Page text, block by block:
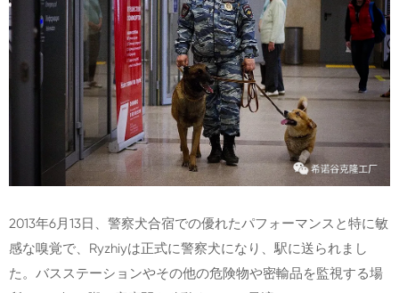
2013年6月13日、警察犬合宿での優れたパフォーマンスと特に敏
感な嗅覚で、Ryzhiyは正式に警察犬になり、駅に送られまし
た。バスステーションやその他の危険物や密輸品を監視する場